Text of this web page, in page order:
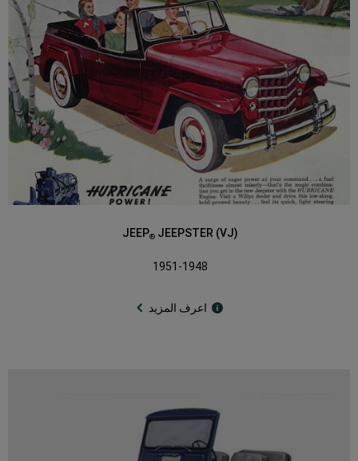
JEEP® JEEPSTER (VJ)
1951-1948
اعرف المزيد